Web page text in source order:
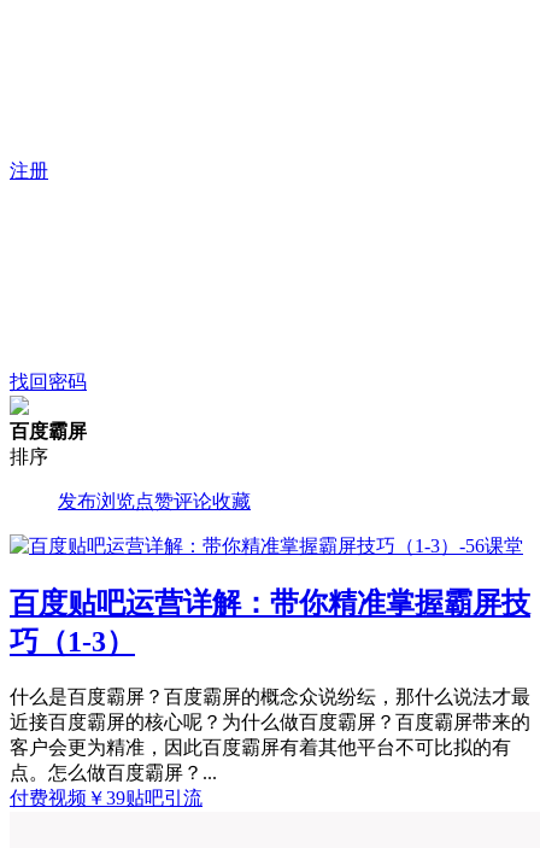
注册
找回密码
百度霸屏
排序
发布浏览点赞评论收藏
百度贴吧运营详解：带你精准掌握霸屏技
巧（1-3）
什么是百度霸屏？百度霸屏的概念众说纷纭，那什么说法才最
近接百度霸屏的核心呢？为什么做百度霸屏？百度霸屏带来的
客户会更为精准，因此百度霸屏有着其他平台不可比拟的有
点。怎么做百度霸屏？...
付费视频 ￥39贴吧引流